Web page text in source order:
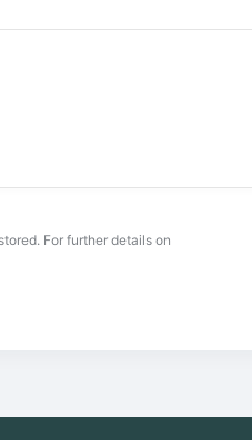
For further details on